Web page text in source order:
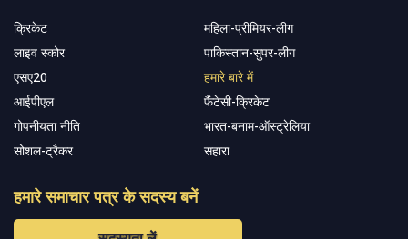
क्रिकेट
महिला-प्रीमियर-लीग
लाइव स्कोर
पाकिस्तान-सुपर-लीग
एसए20
हमारे बारे में
आईपीएल
फैंटेसी-क्रिकेट
गोपनीयता नीति
भारत-बनाम-ऑस्ट्रेलिया
सोशल-ट्रैकर
सहारा
हमारे समाचार पत्र के सदस्य बनें